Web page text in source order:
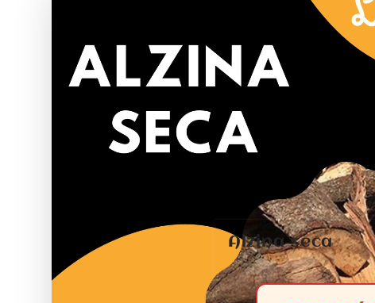
Alzina seca